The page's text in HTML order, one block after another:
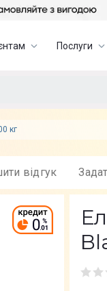
Послуги
кг
вiдгук